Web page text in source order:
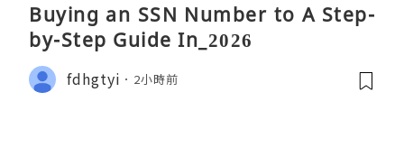
Buying an SSN Number to A Step-
by-Step Guide In_2026
fdhgtyi 2小時前